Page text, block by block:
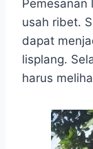
usah ribet.
dapat
lisplang.
harus